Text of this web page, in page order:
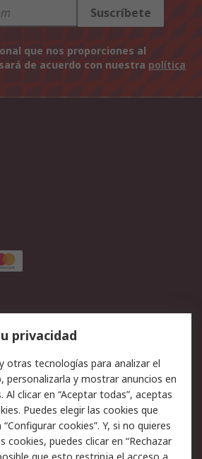
Suscríbete
que nos proporciones al
de acuerdo con nuestra política
Devoluciones
Soporte técnico
Política de privacidad -
Actualizada
privacidad
otras tecnologías para analizar el
personalizarla y mostrar anuncios en
Al clicar en “Aceptar todas”, aceptas
Puedes elegir las cookies que
cookies”. Y, si no quieres
cookies, puedes clicar en “Rechazar